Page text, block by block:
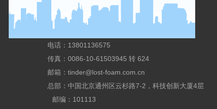
电话：13801136575
传真：0086-10-61503945 转 624
邮箱： tinder@lost-foam.com.cn
总部：中国北京通州区云杉路7-2，科技创新大厦4层
邮编：101113